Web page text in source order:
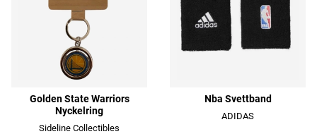
Golden State Warriors
Nyckelring
Sideline Collectibles
Nba Svettband
ADIDAS